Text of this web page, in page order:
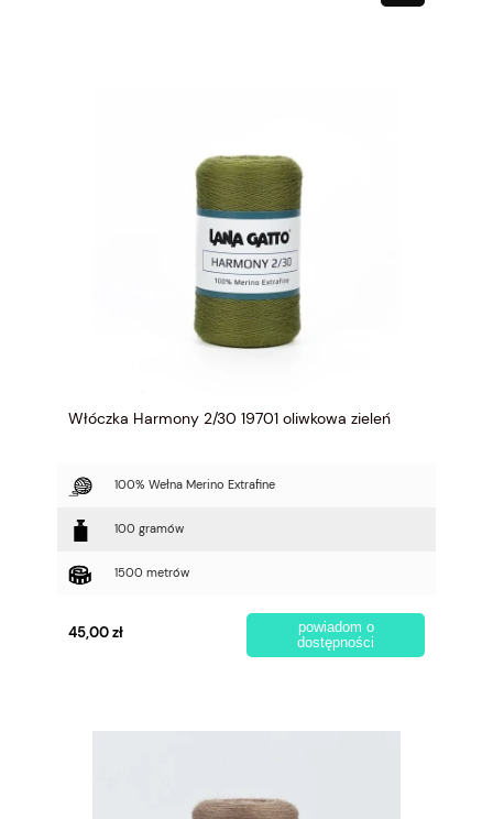
Włóczka Harmony 2/30 19701 oliwkowa zieleń
100% Wełna Merino Extrafine
100 gramów
1500 metrów
45,00 zł
powiadom o
dostępności